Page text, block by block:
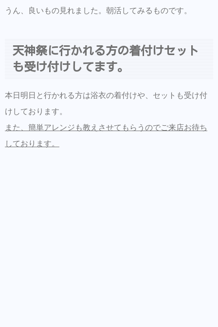
うん、良いもの見れました。朝活してみるものです。
天神祭に行かれる方の着付けセット
も受け付けしてます。
本日明日と行かれる方は浴衣の着付けや、セットも受け付
けしております。
また、簡単アレンジも教えさせてもらうのでご来店お待ち
しております。